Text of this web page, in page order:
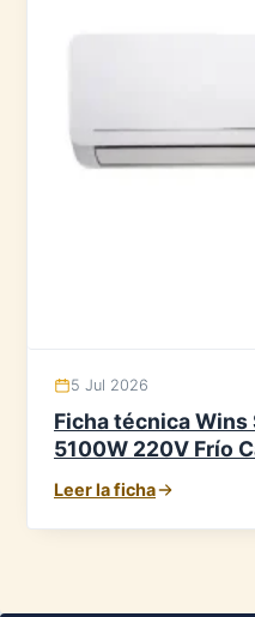
5 Jul 2026
Ficha técnica
5100W 220V Frío
Leer la ficha